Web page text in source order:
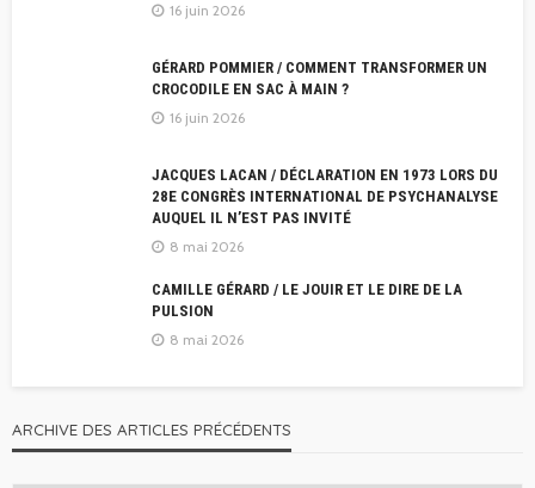
16 juin 2026
GÉRARD POMMIER / COMMENT TRANSFORMER UN
CROCODILE EN SAC À MAIN ?
16 juin 2026
JACQUES LACAN / DÉCLARATION EN 1973 LORS DU
28E CONGRÈS INTERNATIONAL DE PSYCHANALYSE
AUQUEL IL N’EST PAS INVITÉ
8 mai 2026
CAMILLE GÉRARD / LE JOUIR ET LE DIRE DE LA
PULSION
8 mai 2026
ARCHIVE DES ARTICLES PRÉCÉDENTS